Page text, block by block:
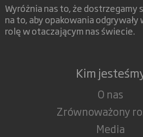
Wyróżnia nas to, że dostrzegamy
na to, aby opakowania odgrywały
rolę w otaczającym nas świecie.
Kim
O nas
Zrównoważony
Media